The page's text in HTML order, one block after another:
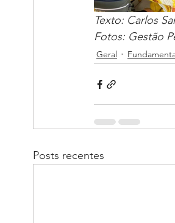
Texto: Carlos
Fotos: Gestão
Geral
Posts recentes